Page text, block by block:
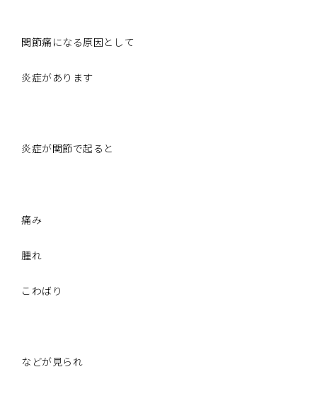
関節痛になる原因として
炎症があります
炎症が関節で起ると
痛み
腫れ
こわばり
などが見られ